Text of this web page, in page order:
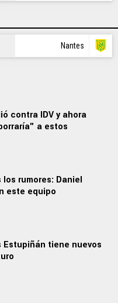
ARGENTINA
| PERÚ | GLOBAL |
Bolavip
Nantes
contra IDV y ahora
a estos
rumores: Daniel
este equipo
Estupiñán tiene nuevos